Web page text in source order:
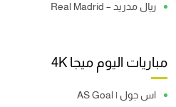
ريال مدريد – Real Madrid
مباريات اليوم ميجا 4K
اس جول | AS Goal